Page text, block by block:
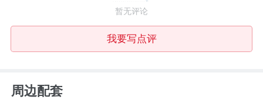
暂无评论
我要写点评
周边配套